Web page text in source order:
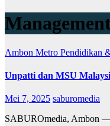
Ambon Metro Pendidikan
Unpatti dan MSU
Mei 7, 2025 saburomedia
SABUROmedia, Ambon —